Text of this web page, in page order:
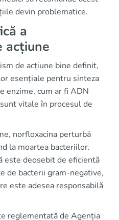
devin problematice.
a
acțiune
de acțiune bine definit,
esențiale pentru sinteza
enzime, cum ar fi ADN
vitale în procesul de
norfloxacina perturbă
la moartea bacteriilor.
este deosebit de eficientă
de bacterii gram-negative,
este adesea responsabilă
reglementată de Agenția